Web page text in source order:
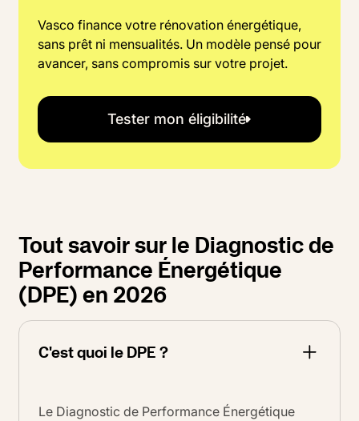
Vasco finance votre rénovation énergétique,
sans prêt ni mensualités. Un modèle pensé pour
avancer, sans compromis sur votre projet.
Tester mon éligibilité
Tout savoir sur le Diagnostic de
Performance Énergétique
(DPE) en 2026
C'est quoi le DPE ?
Le Diagnostic de Performance Énergétique